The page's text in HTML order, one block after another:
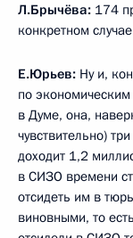
Л.Брычёва: 174
конкретном
Е.Юрьев: Ну и,
по экономическим
в Думе, она,
чувствительно)
доходит 1,2
в СИЗО времени
отсидеть им в
виновными, то